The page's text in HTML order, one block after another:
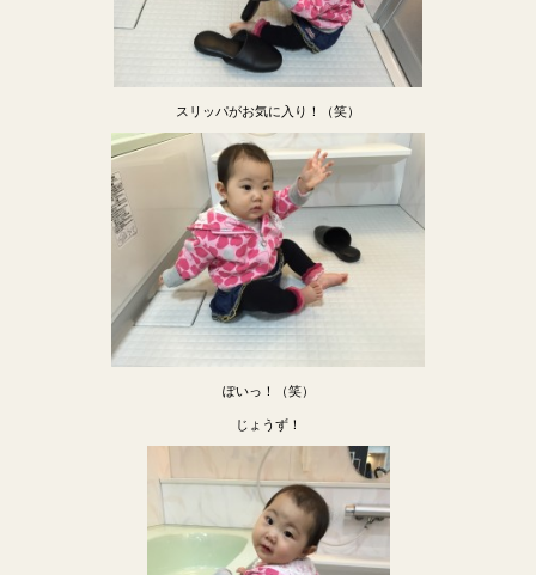
スリッパがお気に入り！（笑）
ぽいっ！（笑）
じょうず！